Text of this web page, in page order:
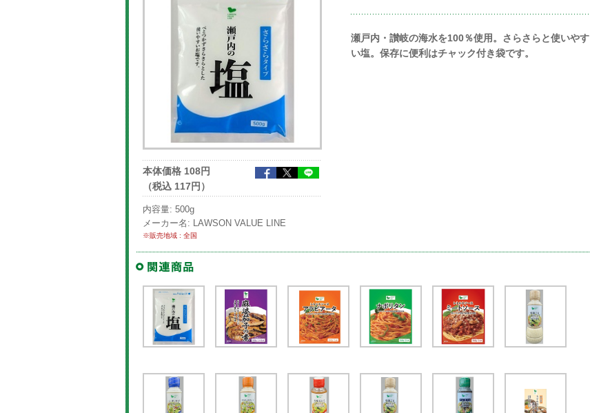
瀬戸内・讃岐の海水を100％使用。さらさらと使いやす
い塩。保存に便利はチャック付き袋です。
本体価格 108円
（税込 117円）
内容量: 500g
メーカー名: LAWSON VALUE LINE
※販売地域 : 全国